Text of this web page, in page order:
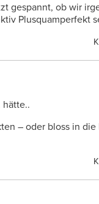
gespannt, ob wir
Plusquamperfekt
hätte..
– oder bloss in